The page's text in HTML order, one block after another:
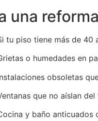
una
tu piso tiene más de 40
o humedades en
obsoletas
que no aíslan
y baño anticuados